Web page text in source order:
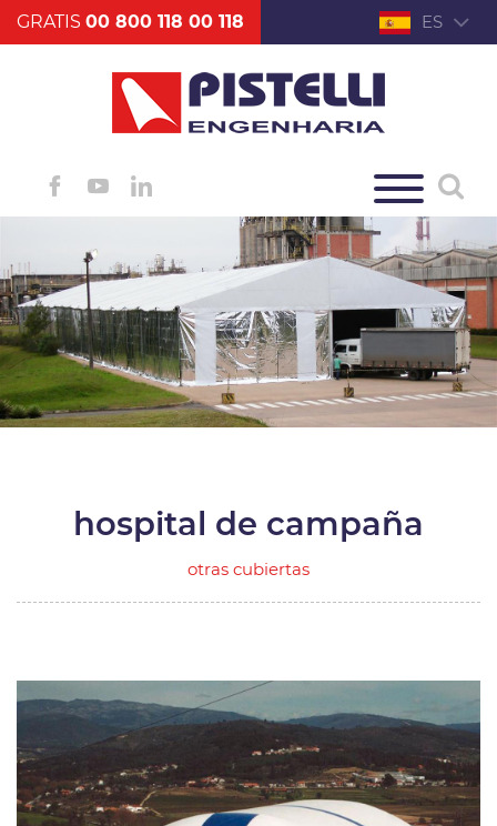
GRATIS 00 800 118 00 118 ES
hospital de campaña
otras cubiertas